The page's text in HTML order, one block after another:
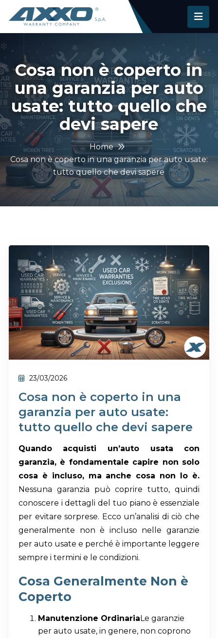
Cosa non è coperto in
una garanzia per auto
usate: tutto quello che
devi sapere
Home
Cosa non è coperto in una garanzia per auto usate:
tutto quello che devi sapere
23/03/2026
Cosa non è coperto in una
garanzia per auto usate:
tutto quello che devi sapere
Quando acquisti un’auto usata con
garanzia, è fondamentale capire non solo
cosa è incluso, ma anche cosa non lo è.
Nessuna garanzia può coprire tutto, quindi
conoscere i dettagli del tuo piano è essenziale
per evitare sorprese. Ecco un’analisi di ciò che
generalmente non è incluso nelle garanzie
per auto usate e perché è importante leggere
sempre i termini e le condizioni.
Cosa Generalmente Non è
Coperto
Manutenzione OrdinariaLe garanzie
per auto usate, in genere, non coprono